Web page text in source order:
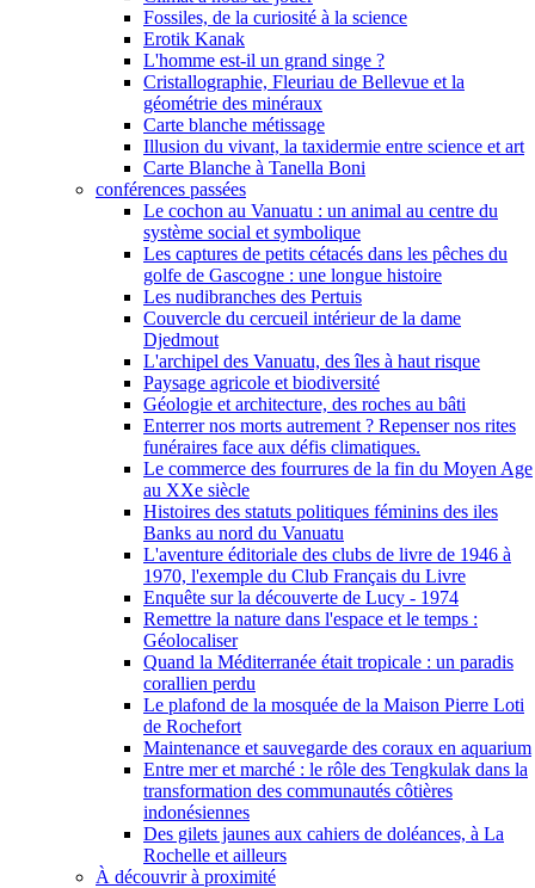
Fossiles, de la curiosité à la science
Erotik Kanak
L'homme est-il un grand singe ?
Cristallographie, Fleuriau de Bellevue et la
géométrie des minéraux
Carte blanche métissage
Illusion du vivant, la taxidermie entre science et art
Carte Blanche à Tanella Boni
conférences passées
Le cochon au Vanuatu : un animal au centre du
système social et symbolique
Les captures de petits cétacés dans les pêches du
golfe de Gascogne : une longue histoire
Les nudibranches des Pertuis
Couvercle du cercueil intérieur de la dame
Djedmout
L'archipel des Vanuatu, des îles à haut risque
Paysage agricole et biodiversité
Géologie et architecture, des roches au bâti
Enterrer nos morts autrement ? Repenser nos rites
funéraires face aux défis climatiques.
Le commerce des fourrures de la fin du Moyen Age
au XXe siècle
Histoires des statuts politiques féminins des iles
Banks au nord du Vanuatu
L'aventure éditoriale des clubs de livre de 1946 à
1970, l'exemple du Club Français du Livre
Enquête sur la découverte de Lucy - 1974
Remettre la nature dans l'espace et le temps :
Géolocaliser
Quand la Méditerranée était tropicale : un paradis
corallien perdu
Le plafond de la mosquée de la Maison Pierre Loti
de Rochefort
Maintenance et sauvegarde des coraux en aquarium
Entre mer et marché : le rôle des Tengkulak dans la
transformation des communautés côtières
indonésiennes
Des gilets jaunes aux cahiers de doléances, à La
Rochelle et ailleurs
À découvrir à proximité